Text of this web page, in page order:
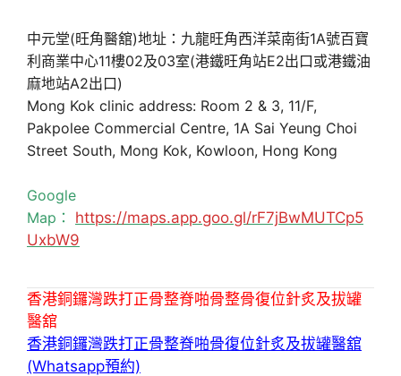
中元堂(旺角醫舘)地址：九龍旺角西洋菜南街1A號百寶
利商業中心11樓02及03室(港鐵旺角站E2出口或港鐵油
麻地站A2出口)
Mong Kok clinic address: Room 2 & 3, 11/F,
Pakpolee Commercial Centre, 1A Sai Yeung Choi
Street South, Mong Kok, Kowloon, Hong Kong
Google
Map： https://maps.app.goo.gl/rF7jBwMUTCp5
UxbW9
香港銅鑼灣跌打正骨整脊啪骨整骨復位針炙及拔罐
醫舘
香港銅鑼灣跌打正骨整脊啪骨復位針炙及拔罐醫舘
(Whatsapp預約)